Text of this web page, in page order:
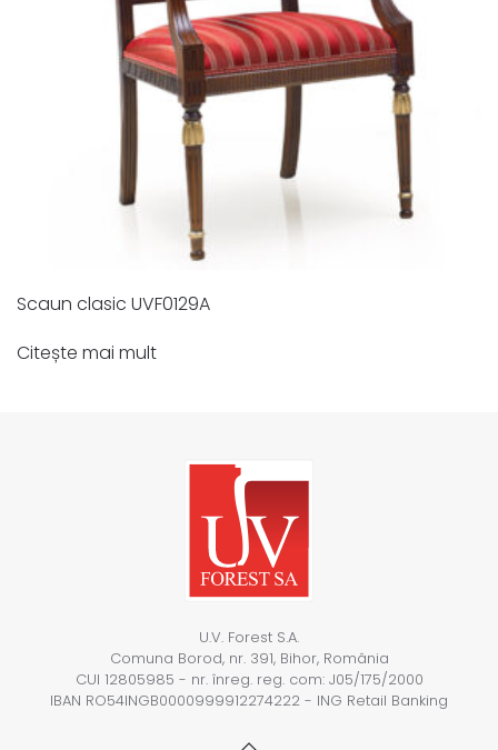
Scaun clasic UVF0129A
Citește mai mult
U.V. Forest S.A.
Comuna Borod, nr. 391, Bihor, România
CUI 12805985 - nr. înreg. reg. com: J05/175/2000
IBAN RO54INGB0000999912274222 - ING Retail Banking